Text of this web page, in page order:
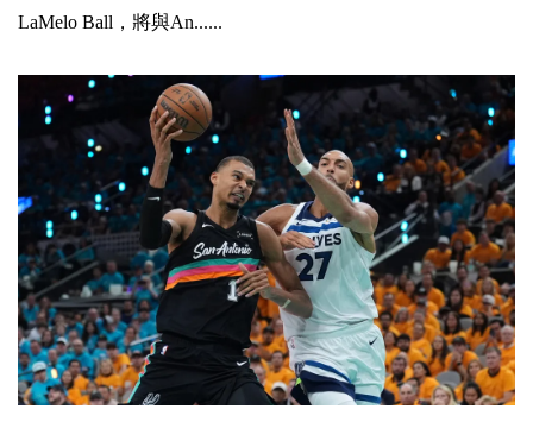
LaMelo Ball，將與An......